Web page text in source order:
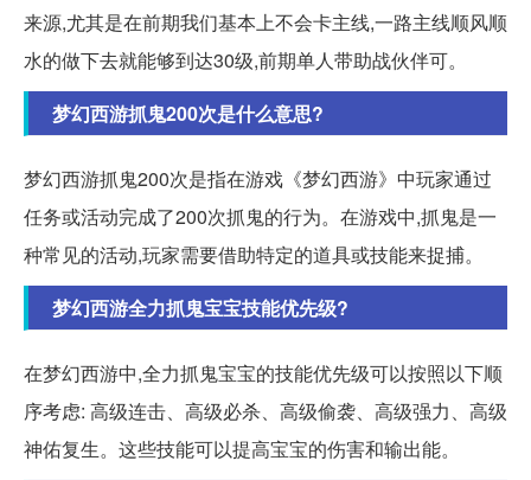
来源,尤其是在前期我们基本上不会卡主线,一路主线顺风顺
水的做下去就能够到达30级,前期单人带助战伙伴可。
梦幻西游抓鬼200次是什么意思?
梦幻西游抓鬼200次是指在游戏《梦幻西游》中玩家通过
任务或活动完成了200次抓鬼的行为。在游戏中,抓鬼是一
种常见的活动,玩家需要借助特定的道具或技能来捉捕。
梦幻西游全力抓鬼宝宝技能优先级?
在梦幻西游中,全力抓鬼宝宝的技能优先级可以按照以下顺
序考虑: 高级连击、高级必杀、高级偷袭、高级强力、高级
神佑复生。这些技能可以提高宝宝的伤害和输出能。